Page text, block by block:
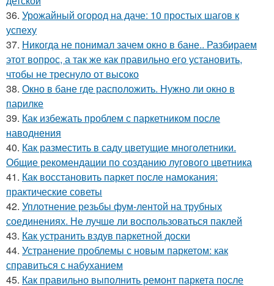
36. Урожайный огород на даче: 10 простых шагов к
успеху
37. Никогда не понимал зачем окно в бане.. Разбираем
этот вопрос, а так же как правильно его установить,
чтобы не треснуло от высоко
38. Окно в бане где расположить. Нужно ли окно в
парилке
39. Как избежать проблем с паркетником после
наводнения
40. Как разместить в саду цветущие многолетники.
Общие рекомендации по созданию лугового цветника
41. Как восстановить паркет после намокания:
практические советы
42. Уплотнение резьбы фум-лентой на трубных
соединениях. Не лучше ли воспользоваться паклей
43. Как устранить вздув паркетной доски
44. Устранение проблемы с новым паркетом: как
справиться с набуханием
45. Как правильно выполнить ремонт паркета после